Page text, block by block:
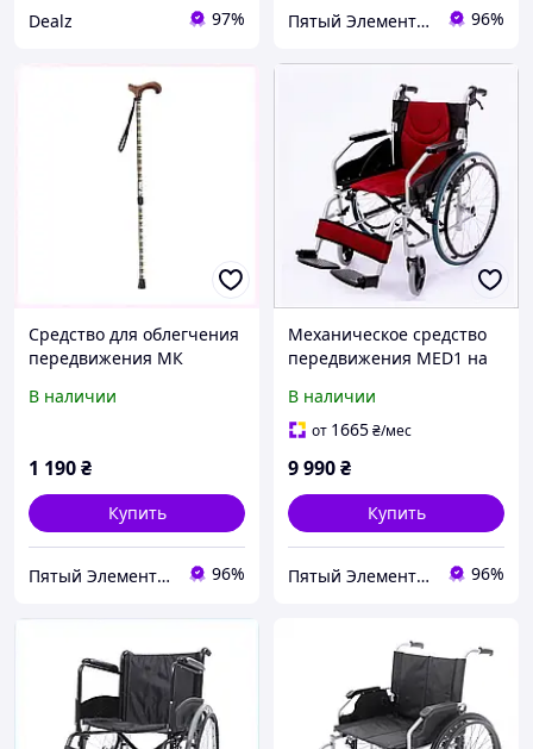
Dealz 97% Пятый Элемент - всё, что вам нужно 96%
Средство для облегчения
передвижения МК
76E6P834K4
В наличии
1 190₴
Купить
Пятый Элемент - всё, что вам нужно 96%
Механическое средство
передвижения MED1 на
В наличии
от 1665₴/мес
9 990₴
Купить
Пятый Элемент - всё, что вам нужно 96%